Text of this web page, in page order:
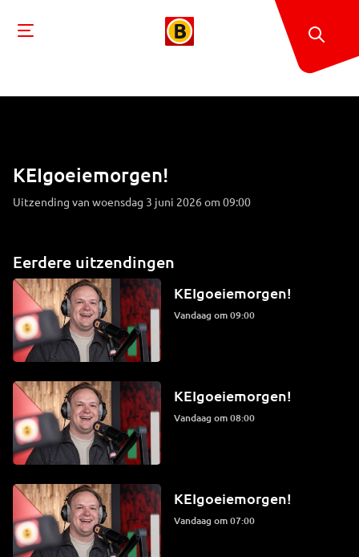
KEIgoeiemorgen!
Uitzending van woensdag 3 juni 2026 om 09:00
Eerdere uitzendingen
KEIgoeiemorgen!
Vandaag om 09:00
KEIgoeiemorgen!
Vandaag om 08:00
KEIgoeiemorgen!
Vandaag om 07:00